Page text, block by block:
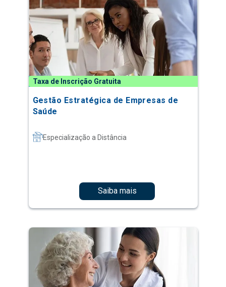
Taxa de Inscrição Gratuita
Gestão Estratégica de Empresas de
Saúde
Especialização a Distância
Saiba mais